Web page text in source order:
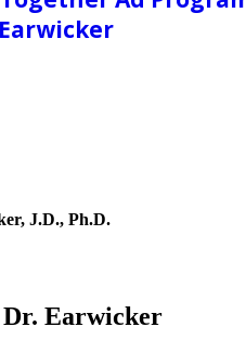
J.D., Ph.D.
Dr. Earwicker